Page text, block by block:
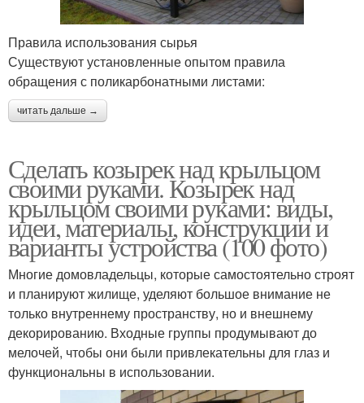
Правила использования сырья
Существуют установленные опытом правила
обращения с поликарбонатными листами:
читать дальше →
Сделать козырек над крыльцом
своими руками. Козырек над
крыльцом своими руками: виды,
идеи, материалы, конструкции и
варианты устройства (100 фото)
Многие домовладельцы, которые самостоятельно строят
и планируют жилище, уделяют большое внимание не
только внутреннему пространству, но и внешнему
декорированию. Входные группы продумывают до
мелочей, чтобы они были привлекательны для глаз и
функциональны в использовании.